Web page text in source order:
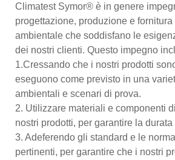
Climatest Symor® è in genere
progettazione, produzione e
ambientale che soddisfano le
dei nostri clienti. Questo impegno
1.Cressando che i nostri prodotti
eseguono come previsto in una
ambientali e scenari di prova.
2. Utilizzare materiali e componenti
nostri prodotti, per garantire la
3. Adeferendo gli standard e le
pertinenti, per garantire che i nostri